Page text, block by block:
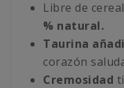
Libre de
% natural.
Taurina
corazón
Cremosidad